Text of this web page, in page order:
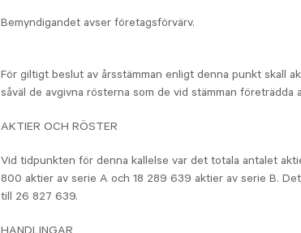
Bemyndigandet avser företagsförvärv.
För giltigt beslut av årsstämman enligt denna punkt skall
såväl de avgivna rösterna som de vid stämman företrädda
AKTIER OCH RÖSTER
Vid tidpunkten för denna kallelse var det totala antalet
800 aktier av serie A och 18 289 639 aktier av serie B.
till 26 827 639.